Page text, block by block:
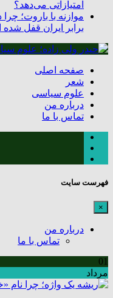
امتیازاتی می‌دهد؟
موازنه با باروت؛
برابر ایران قفل
صفحه اصلی
شعر
علوم سیاسی
درباره من
تماس با ما
فهرست سایت
×
درباره من
تماس با ما
01
مرداد